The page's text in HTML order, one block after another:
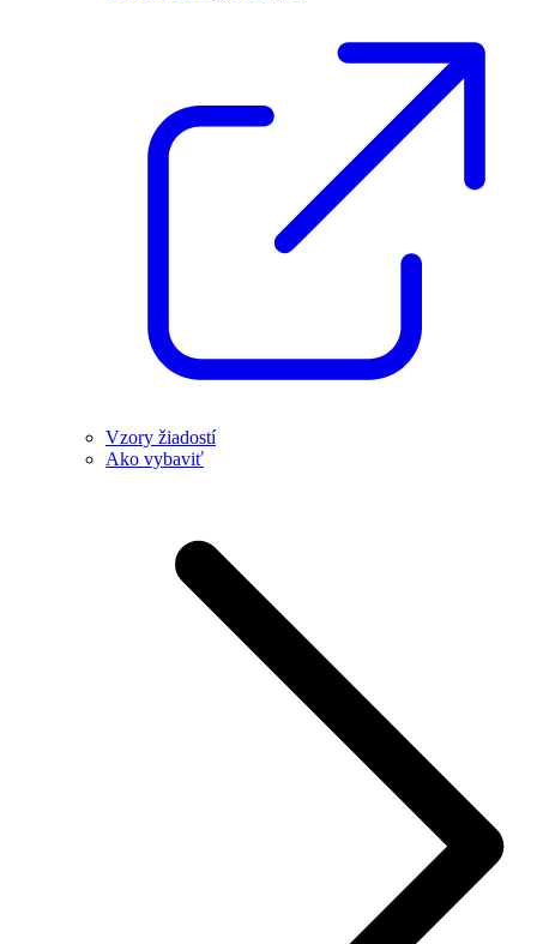
Vzory žiadostí
Ako vybaviť